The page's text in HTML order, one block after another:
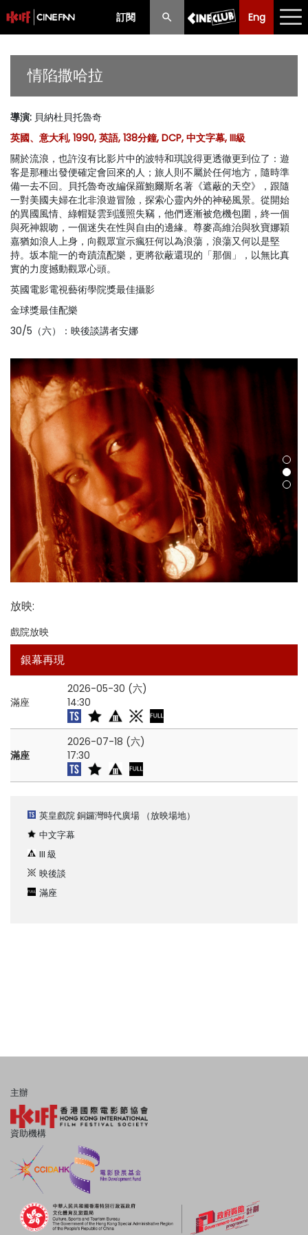
訂閱 Eng
Eng 中文
節目
購票須知
優惠計劃
前期節目
情陷撒哈拉
導演: 貝納杜貝托魯奇
英國、意大利, 1990, 英語, 138分鐘, DCP, 中文字幕, III級
關於流浪，也許沒有比影片中的波特和琪說得更透徹更到位了：遊
客是那種出發便確定會回來的人；旅人則不屬於任何地方，隨時準
備一去不回。貝托魯奇改編保羅鮑爾斯名著《遮蔽的天空》，跟隨
一對美國夫婦在北非浪遊冒險，探索心靈內外的神秘風景。從開始
的異國風情、綠帽疑雲到護照失竊，他們逐漸被危機包圍，終一個
與死神親吻，一個迷失在性與自由的邊緣。尊麥高維治與狄寶娜穎
嘉猶如浪人上身，向觀眾宣示瘋狂何以為浪蕩，浪蕩又何以是堅
持。坂本龍一的奇蹟流配樂，更將欲蔽還現的「那個」，以無比真
實的力度撼動觀眾心頭。
英國電影電視藝術學院獎最佳攝影
金球獎最佳配樂
30/5（六）：映後談講者安娜
放映:
戲院放映
銀幕再現
滿座
2026-05-30 (六)
14:30
滿座
2026-07-18 (六)
17:30
英皇戲院 銅鑼灣時代廣場 （放映場地）
中文字幕
III 級
映後談
滿座
主辦
資助機構